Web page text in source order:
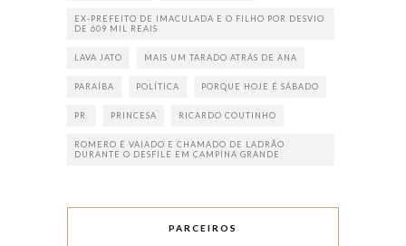
EX-PREFEITO DE IMACULADA E O FILHO POR DESVIO
DE 609 MIL REAIS
LAVA JATO MAIS UM TARADO ATRÁS DE ANA
PARAÍBA POLÍTICA PORQUE HOJE É SÁBADO
PR. PRINCESA RICARDO COUTINHO
ROMERO É VAIADO E CHAMADO DE LADRÃO
DURANTE O DESFILE EM CAMPINA GRANDE
PARCEIROS